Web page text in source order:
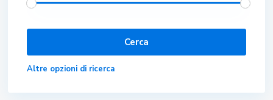
Altre opzioni di ricerca